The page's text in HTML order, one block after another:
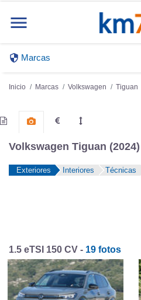
Marcas
Inicio Marcas Volkswagen Tiguan
Volkswagen Tiguan (2024)
Exteriores Interiores Técnicas
1.5 eTSI 150 CV - 19 fotos